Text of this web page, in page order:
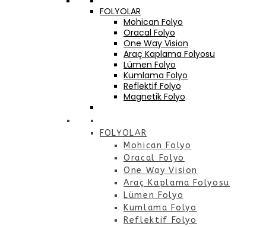
FOLYOLAR
Mohican Folyo
Oracal Folyo
One Way Vision
Araç Kaplama Folyosu
Lümen Folyo
Kumlama Folyo
Reflektif Folyo
FOLYOLAR
Mohican Folyo
Oracal Folyo
One Way Vision
Araç Kaplama Folyosu
Lümen Folyo
Kumlama Folyo
Reflektif Folyo
Magnetik Folyo